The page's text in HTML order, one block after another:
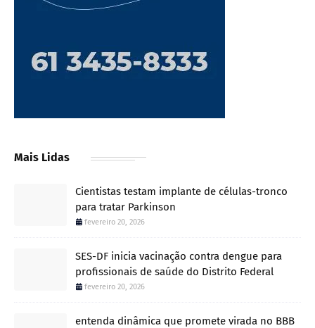
Mais Lidas
Cientistas testam implante de células-tronco
para tratar Parkinson
fevereiro 20, 2026
SES-DF inicia vacinação contra dengue para
profissionais de saúde do Distrito Federal
fevereiro 20, 2026
entenda dinâmica que promete virada no BBB